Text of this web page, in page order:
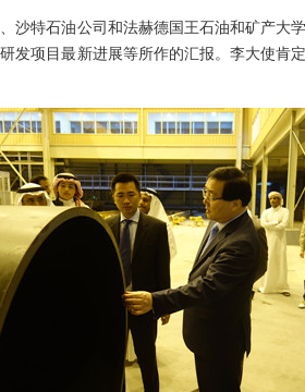
特石油公司和法赫德国王石油和矿产大
发项目最新进展等所作的汇报。李大使肯